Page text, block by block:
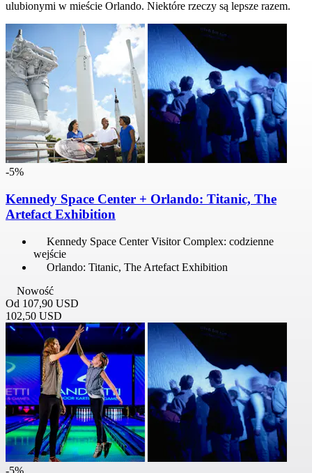
ulubionymi w mieście Orlando. Niektóre rzeczy są lepsze razem.
-5%
Kennedy Space Center + Orlando: Titanic, The
Artefact Exhibition
Kennedy Space Center Visitor Complex: codzienne
wejście
Orlando: Titanic, The Artefact Exhibition
Nowość
Od 107,90 USD
102,50 USD